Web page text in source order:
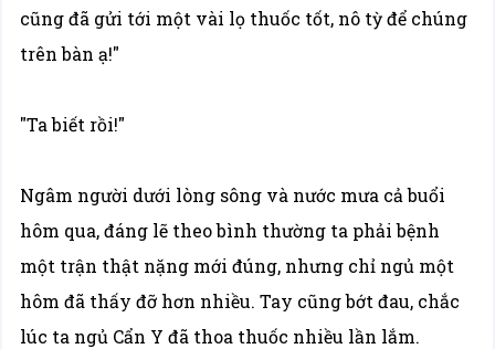
cũng đã gửi tới một vài lọ thuốc tốt, nô tỳ để chúng
trên bàn ạ!"
"Ta biết rồi!"
Ngâm người dưới lòng sông và nước mưa cả buổi
hôm qua, đáng lẽ theo bình thường ta phải bệnh
một trận thật nặng mới đúng, nhưng chỉ ngủ một
hôm đã thấy đỡ hơn nhiều. Tay cũng bớt đau, chắc
lúc ta ngủ Cẩn Y đã thoa thuốc nhiều lần lắm.